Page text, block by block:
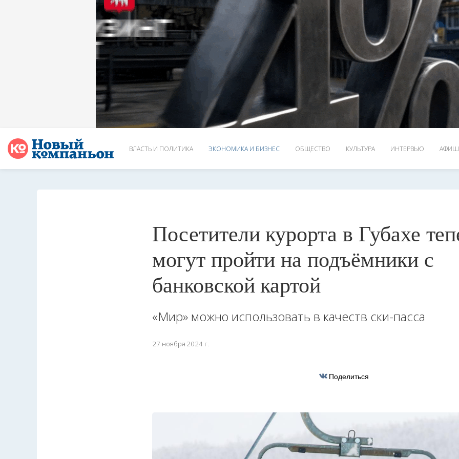
ВЛАСТЬ И ПОЛИТИКА ЭКОНОМИКА И БИЗНЕС ОБЩЕСТВО КУЛЬТУРА ИНТЕРВЬЮ
Посетители курорта в Губахе
могут пройти на подъёмники с
банковской картой
«Мир» можно использовать в качеств ски-пасса
27 ноября 2024 г.
Поделиться